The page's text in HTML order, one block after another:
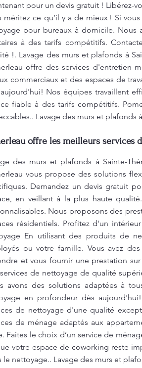
pour un devis gratuit ! Libérez-
méritez ce qu’il y a de mieux ! Si
pour bureaux à domicile. Nous
à des tarifs compétitifs.
!. Lavage des murs et plafonds à
offre des services d'entretien
commerciaux et des espaces de
Nos équipes travaillent
fiable à des tarifs compétitifs.
Lavage des murs et plafonds
offre les meilleurs services
des murs et plafonds à Sainte-
vous propose des solutions
Demandez un devis gratuit
en veillant à la plus haute
Nous proposons des
résidentiels. Profitez d'un
En utilisant des produits de
ou votre famille. Vous avez
et vous fournir une prestation
de nettoyage de qualité
avons des solutions adaptées à
en profondeur dès
de nettoyage d'une qualité
de ménage adaptés aux
Faites le choix d’un service de
votre espace de coworking reste
le nettoyage.. Lavage des murs et